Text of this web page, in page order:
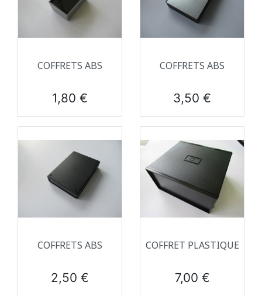
COFFRETS ABS
Prix
1,80 €
COFFRETS ABS
Prix
3,50 €
COFFRETS ABS
Prix
2,50 €
COFFRET PLASTIQUE
Prix
7,00 €